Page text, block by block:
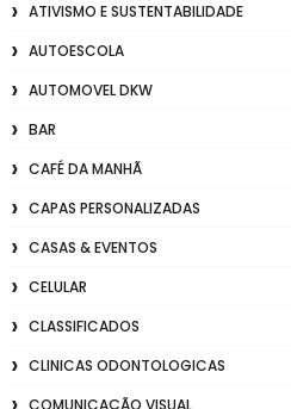
ATIVISMO E SUSTENTABILIDADE
AUTOESCOLA
AUTOMOVEL DKW
BAR
CAFÉ DA MANHÃ
CAPAS PERSONALIZADAS
CASAS & EVENTOS
CELULAR
CLASSIFICADOS
CLINICAS ODONTOLOGICAS
COMUNICAÇÃO VISUAL